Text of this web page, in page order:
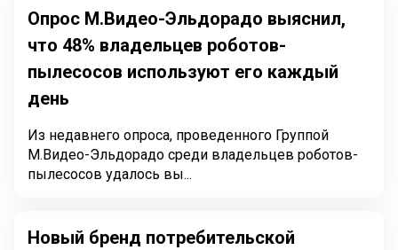
Опрос М.Видео-Эльдорадо выяснил,
что 48% владельцев роботов-
пылесосов используют его каждый
день
Из недавнего опроса, проведенного Группой
М.Видео-Эльдорадо среди владельцев роботов-
пылесосов удалось вы...
Новый бренд потребительской